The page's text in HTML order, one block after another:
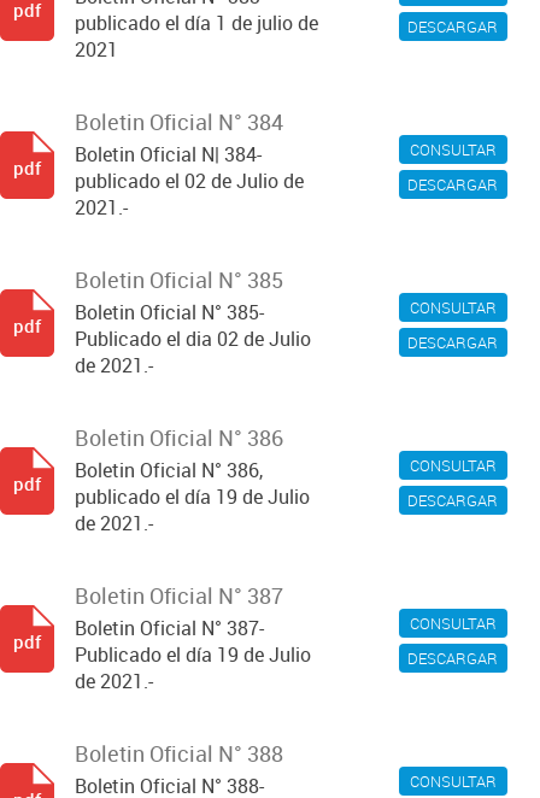
DESCARGAR
publicado el día 1 de julio de
2021
pdf
CONSULTAR
DESCARGAR
Boletin Oficial N° 384
Boletin Oficial N| 384-
publicado el 02 de Julio de
2021.-
pdf
CONSULTAR
DESCARGAR
Boletin Oficial N° 385
Boletin Oficial N° 385-
Publicado el dia 02 de Julio
de 2021.-
pdf
CONSULTAR
DESCARGAR
Boletin Oficial N° 386
Boletin Oficial N° 386,
publicado el día 19 de Julio
de 2021.-
pdf
CONSULTAR
DESCARGAR
Boletin Oficial N° 387
Boletin Oficial N° 387-
Publicado el día 19 de Julio
de 2021.-
pdf
CONSULTAR
Boletin Oficial N° 388
Boletin Oficial N° 388-